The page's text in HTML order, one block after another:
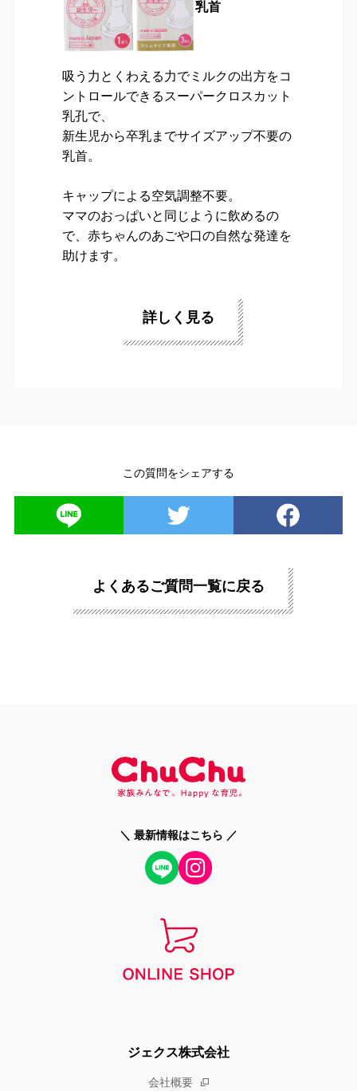
乳首
吸う力とくわえる力でミルクの出方をコ
ントロールできるスーパークロスカット
乳孔で、
新生児から卒乳までサイズアップ不要の
乳首。
キャップによる空気調整不要。
ママのおっぱいと同じように飲めるの
で、赤ちゃんのあごや口の自然な発達を
助けます。
詳しく見る
この質問をシェアする
よくあるご質問一覧に戻る
＼ 最新情報はこちら ／
ジェクス株式会社
会社概要